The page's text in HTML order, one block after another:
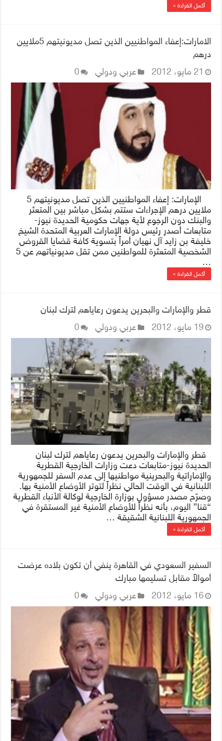
أكمل القراءة »
الامارات:إعفاء المواطنيين الذين تصل مديونيتهم 5ملايين
درهم
21 مايو، 2012
عربي ودولي 0
الإمارات: إعفاء المواطنيين الذين تصل مديونيتهم 5
ملايين درهم الإجراءات ستتم بشكل مباشر بين المتعثر
والبنك دون الرجوع لأية جهات حكومية الحديدة نيوز-
متابعات أصدر رئيس دولة الإمارات العربية المتحدة الشيخ
خليفة بن زايد آل نهيان أمراً بتسوية كافة قضايا القروض
الشخصية المتعثرة للمواطنين ممن تقل مديونياتهم عن 5
…
أكمل القراءة »
قطر والإمارات والبحرين يدعون رعاياهم لترك لبنان
19 مايو، 2012
عربي ودولي 0
قطر والإمارات والبحرين يدعون رعاياهم لترك لبنان
الحديدة نيوز-متابعات دعت وزارات الخارجية القطرية
والإماراتية والبحرينية مواطنيها إلى عدم السفر للجمهورية
اللبنانية في الوقت الحالي نظراً لتوتر الأوضاع الأمنية بها.
وصرّح مصدر مسؤول بوزارة الخارجية لوكالة الأنباء القطرية
“قنا” اليوم، بأنه نظراً للأوضاع الأمنية غير المستقرة في
الجمهورية اللبنانية الشقيقة …
أكمل القراءة »
السفير السعودي في القاهرة ينفي أن تكون بلاده عرضت
أموالاً مقابل تسليمها مبارك
16 مايو، 2012
عربي ودولي 0